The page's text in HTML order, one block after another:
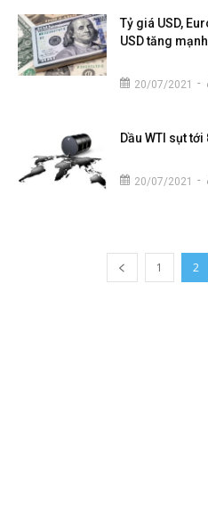
Tỷ giá USD,
USD tăng mạnh
20/07/2021 -
Dầu WTI sụt
20/07/2021 -
1 2